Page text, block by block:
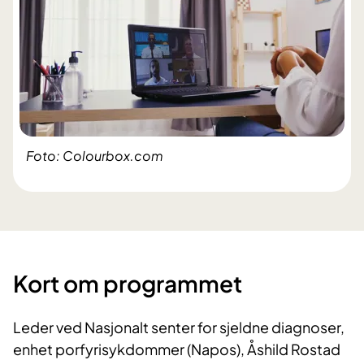
Foto: Colourbox.com
Kort om programmet
Leder ved Nasjonalt senter for sjeldne diagnoser,
enhet porfyrisykdommer (Napos), Åshild Rostad